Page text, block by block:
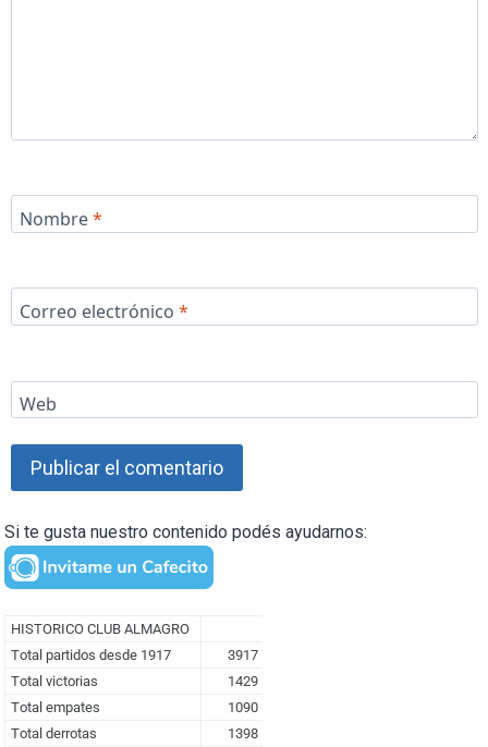
Nombre*
Correo electrónico *
Web
Si te gusta nuestro contenido podés ayudarnos: